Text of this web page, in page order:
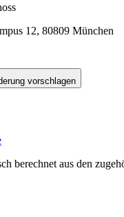
12, 80809 München
vorschlagen
berechnet aus den